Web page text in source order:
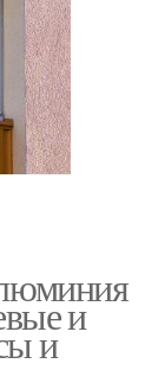
и
и